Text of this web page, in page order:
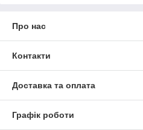
Про нас
Контакти
Доставка та оплата
Графік роботи